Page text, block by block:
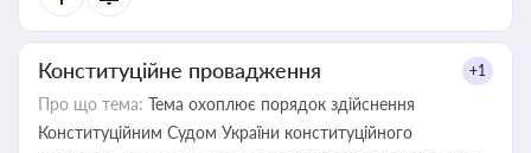
Конституційне провадження +1
Про що тема: Тема охоплює порядок здійснення
Конституційним Судом України конституційного